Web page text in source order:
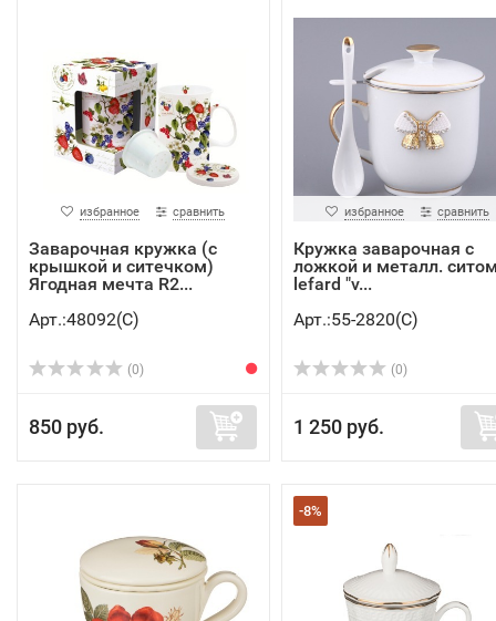
избранное сравнить
Заварочная кружка (с
крышкой и ситечком)
Ягодная мечта R2...
Арт.:48092(C)
(0)
850 руб.
избранное сравнить
Кружка заварочная c
ложкой и металл.
lefard "v...
Арт.:55-2820(C)
(0)
1 250 руб.
-8%